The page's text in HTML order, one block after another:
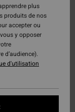
plus
produits de nos
accepter ou
y opposer
d’audience).
d'utilisation